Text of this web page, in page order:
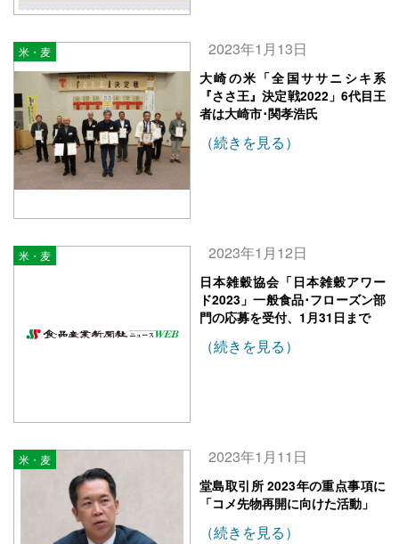
米・麦 2023年1月13日
大崎の米「全国ササニシキ系
『ささ王』決定戦2022」6代目王
者は大崎市･関孝浩氏
（続きを見る）
米・麦 2023年1月12日
日本雑穀協会「日本雑穀アワー
ド2023」一般食品･フローズン部
門の応募を受付、1月31日まで
（続きを見る）
米・麦 2023年1月11日
堂島取引所 2023年の重点事項に
「コメ先物再開に向けた活動」
（続きを見る）